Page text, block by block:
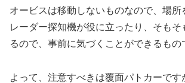
オービスは移動しないものなので、場所
レーダー探知機が役に立ったり、そもそ
るので、事前に気づくことができるもの
よって、注意すべきは覆面パトカーです